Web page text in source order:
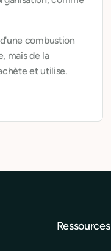
combustion
mais de la
et utilise.
Ressources